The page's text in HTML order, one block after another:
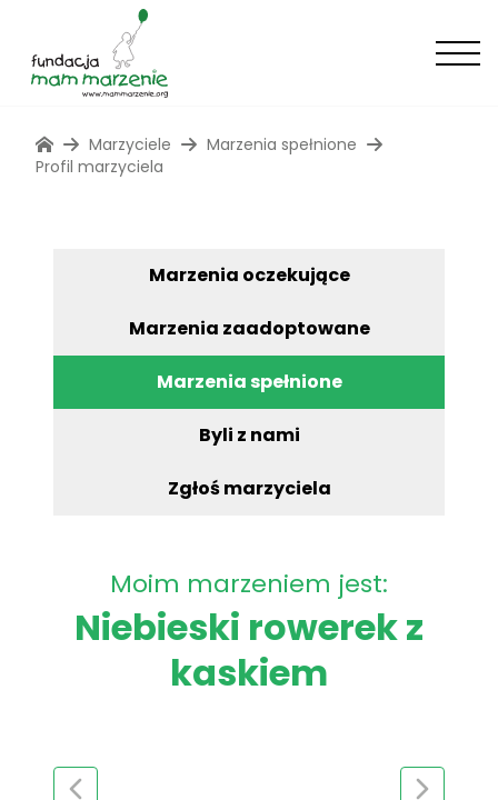
Marzyciele
Marzenia spełnione
Profil marzyciela
Marzenia oczekujące
Marzenia zaadoptowane
Marzenia spełnione
Byli z nami
Zgłoś marzyciela
Moim marzeniem jest:
Niebieski rowerek z
kaskiem